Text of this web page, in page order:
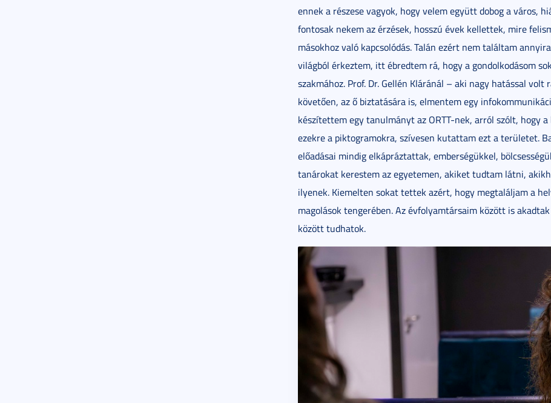
ennek a részese vagyok, hogy velem együtt dobog a város,
fontosak nekem az érzések, hosszú évek kellettek, mire
másokhoz való kapcsolódás. Talán ezért nem találtam
világból érkeztem, itt ébredtem rá, hogy a gondolkodásom
szakmához. Prof. Dr. Gellén Kláránál – aki nagy hatással
követően, az ő biztatására is, elmentem egy
készítettem egy tanulmányt az ORTT-nek, arról szólt, hogy
ezekre a piktogramokra, szívesen kutattam ezt a területet.
előadásai mindig elkápráztattak, emberségükkel,
tanárokat kerestem az egyetemen, akiket tudtam látni,
ilyenek. Kiemelten sokat tettek azért, hogy megtaláljam a
magolások tengerében. Az évfolyamtársaim között is
között tudhatok.